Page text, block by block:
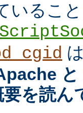
いるこ
と
要を読ん